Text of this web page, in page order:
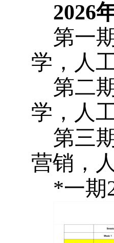
2026
第一
学， 人
第二
学， 人
第三
营销，
*一期